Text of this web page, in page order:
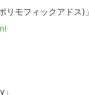
モフィックアドス)」